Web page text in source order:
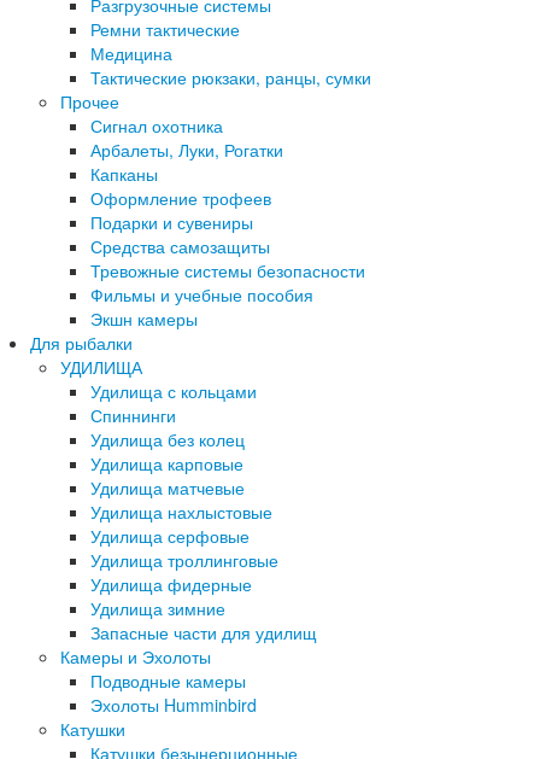
Разгрузочные системы
Ремни тактические
Медицина
Тактические рюкзаки, ранцы, сумки
Прочее
Сигнал охотника
Арбалеты, Луки, Рогатки
Капканы
Оформление трофеев
Подарки и сувениры
Средства самозащиты
Тревожные системы безопасности
Фильмы и учебные пособия
Экшн камеры
Для рыбалки
УДИЛИЩА
Удилища с кольцами
Спиннинги
Удилища без колец
Удилища карповые
Удилища матчевые
Удилища нахлыстовые
Удилища серфовые
Удилища троллинговые
Удилища фидерные
Удилища зимние
Запасные части для удилищ
Камеры и Эхолоты
Подводные камеры
Эхолоты Humminbird
Катушки
Катушки безынерционные